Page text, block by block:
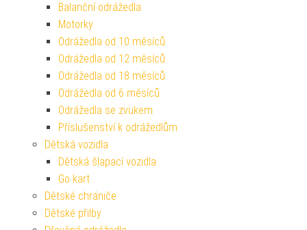
Balanční odrážedla
Motorky
Odrážedla od 10 měsíců
Odrážedla od 12 měsíců
Odrážedla od 18 měsíců
Odrážedla od 6 měsíců
Odrážedla se zvukem
Příslušenství k odrážedlům
Dětská vozidla
Dětská šlapací vozidla
Go kart
Dětské chrániče
Dětské přilby